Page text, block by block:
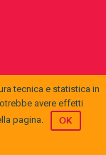
© 2017 Open
tecnica e statistica in
avere effetti
pagina.
OK